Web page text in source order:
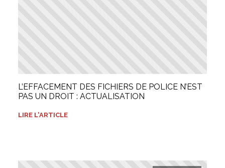
L’EFFACEMENT DES FICHIERS DE POLICE N’EST
PAS UN DROIT : ACTUALISATION
LIRE L'ARTICLE